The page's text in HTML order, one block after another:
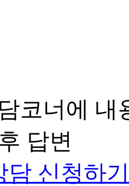
코너에 내
답변
담 신청하기